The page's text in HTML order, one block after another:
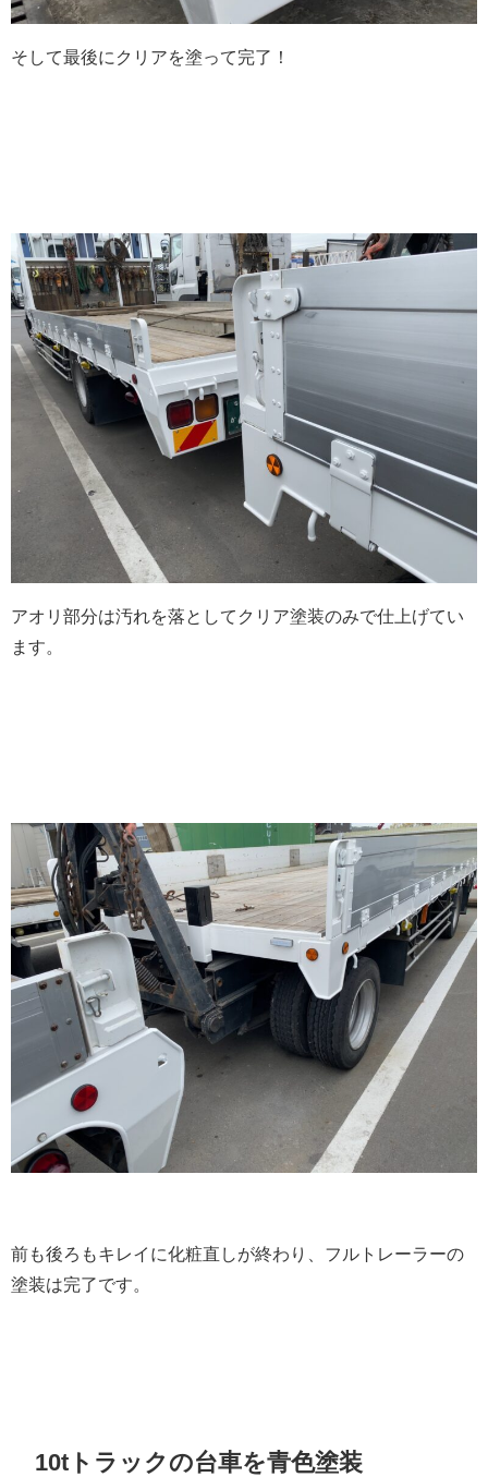
そして最後にクリアを塗って完了！
アオリ部分は汚れを落としてクリア塗装のみで仕上げてい
ます。
前も後ろもキレイに化粧直しが終わり、フルトレーラーの
塗装は完了です。
10tトラックの台車を青色塗装